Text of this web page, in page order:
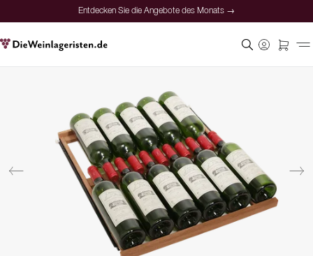
Entdecken Sie die Angebote des Monats →